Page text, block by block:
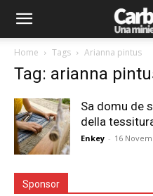
Home Tags Arianna pintus
Tag: arianna
Sa domu de
della
Enkey - 16
Sponsor